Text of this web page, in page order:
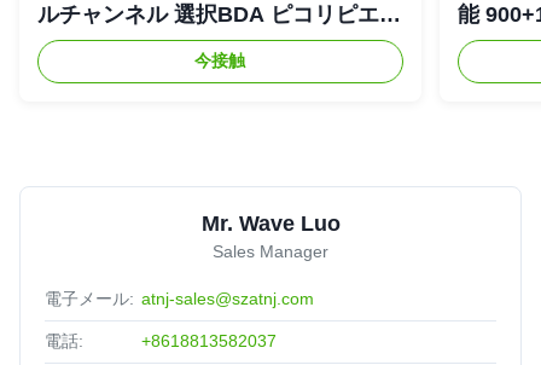
ルチャンネル 選択BDA ピコリピエー
ター
今接触
能
リピエ
Mr. Wave Luo
Sales Manager
電子メール: atnj-sales@szatnj.com
電話: +8618813582037